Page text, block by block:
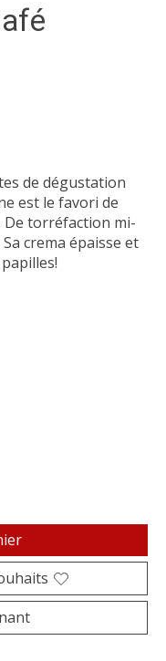
de dégustation
est le favori de
De torréfaction mi-
crema épaisse et